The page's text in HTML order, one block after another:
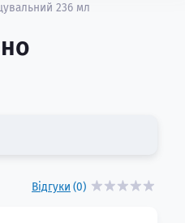
236 мл
Відгуки (0)